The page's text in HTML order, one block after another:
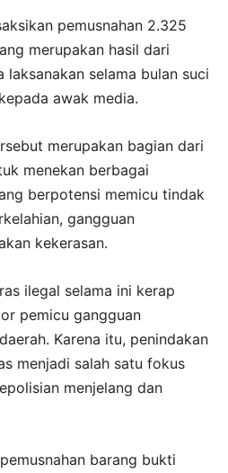
pemusnahan 2.325
merupakan hasil dari
selama bulan suci
awak media.
merupakan bagian dari
menekan berbagai
berpotensi memicu tindak
gangguan
kekerasan.
ilegal selama ini kerap
pemicu gangguan
Karena itu, penindakan
menjadi salah satu fokus
menjelang dan
barang bukti